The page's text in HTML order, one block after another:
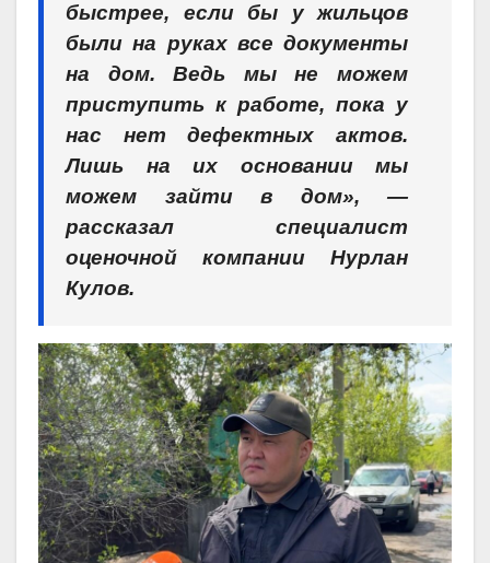
быстрее, если бы у жильцов
были на руках все документы
на дом. Ведь мы не можем
приступить к работе, пока у
нас нет дефектных актов.
Лишь на их основании мы
можем зайти в дом», —
рассказал специалист
оценочной компании Нурлан
Кулов.